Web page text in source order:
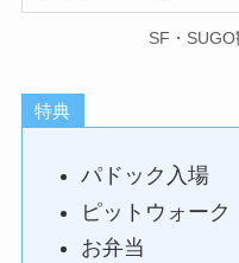
SF・
特典
パドック入場
ピットウォーク
お弁当